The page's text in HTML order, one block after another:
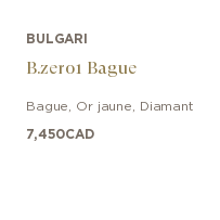
BULGARI
B.zero1 Bague
Bague Or jaune Diamant
7,450CAD